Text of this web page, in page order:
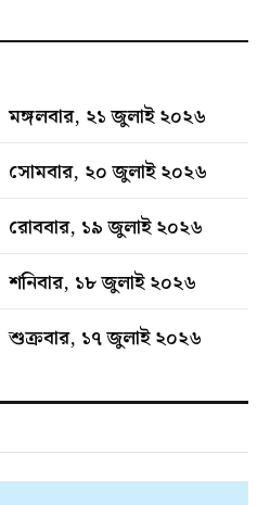
২১ জুলাই ২০২৬
২০ জুলাই ২০২৬
১৯ জুলাই ২০২৬
১৮ জুলাই ২০২৬
১৭ জুলাই ২০২৬